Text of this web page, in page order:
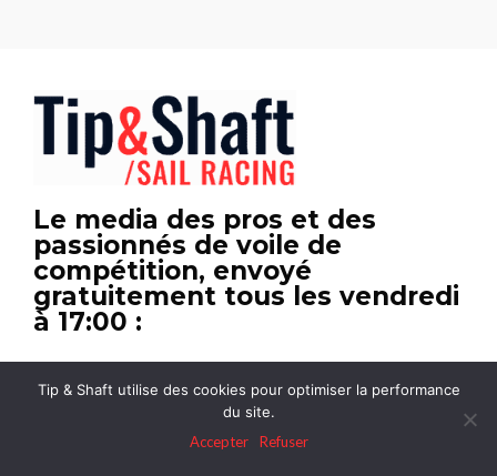
Le media des pros et des
passionnés de voile de
compétition, envoyé
gratuitement tous les vendredi
à 17:00 :
Des interviews en profondeur
La rubrique Mercato : l’actu business de la
Tip & Shaft utilise des cookies pour optimiser la performance
du site.
Accepter
Refuser